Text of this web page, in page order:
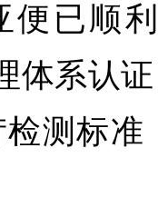
便已顺
体系认
测标